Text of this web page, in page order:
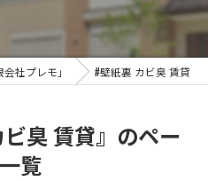
社プレモ」 #壁紙裏 カビ臭 賃貸
臭 賃貸』のペー
覧